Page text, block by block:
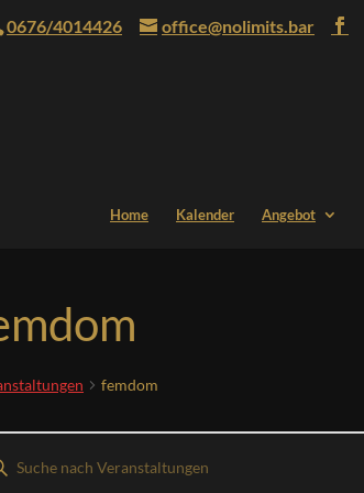
0676/4014426 office@nolimits.bar
Home Kalender Angebot
femdom